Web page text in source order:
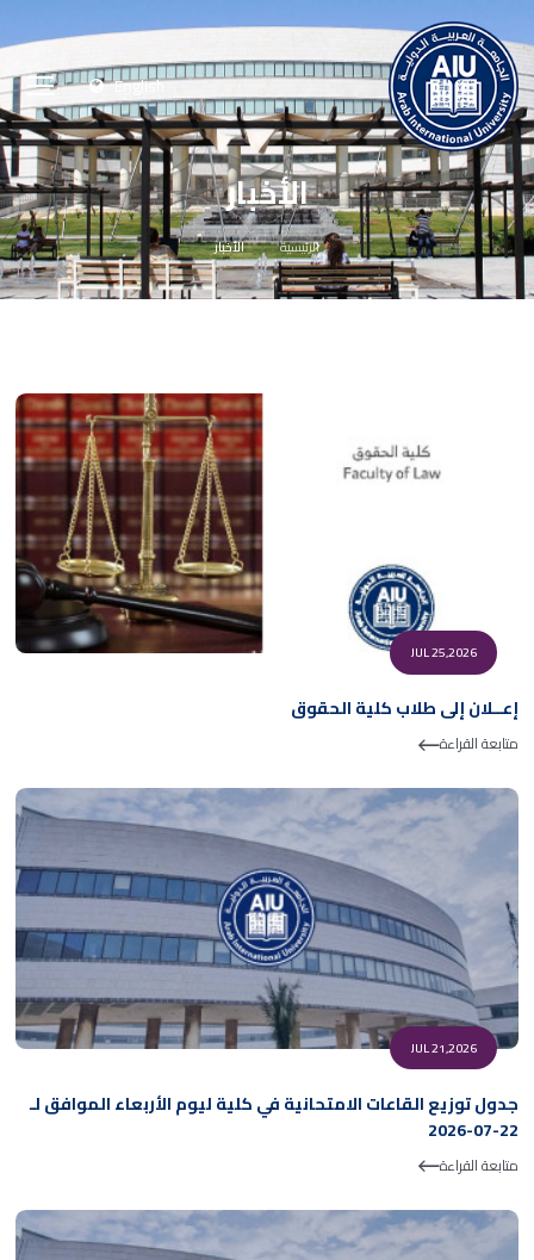
English
الأخبار
الرئيسية الأخبار
JUL 25,2026
إعــلان إلى طلاب كلية الحقوق
متابعة القراءة
JUL 21,2026
جدول توزيع القاعات الامتحانية في كلية ليوم الأربعاء الموافق لـ
22-07-2026
متابعة القراءة